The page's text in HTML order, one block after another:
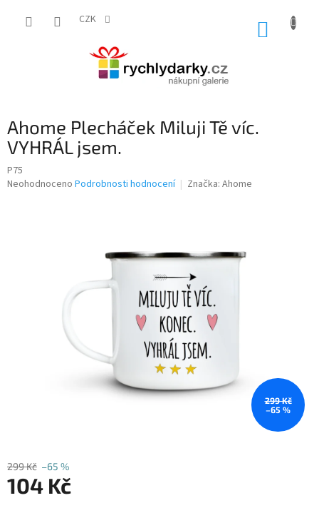
CZK
Ahome Plecháček Miluji Tě víc.
VYHRÁL jsem.
P75
Průměrné
Neohodnoceno Podrobnosti hodnocení Značka: Ahome
299 Kč
–65 %
299 Kč –65 %
104 Kč